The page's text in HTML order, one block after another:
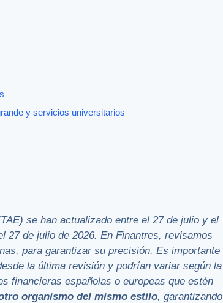
y servicios universitarios
se han actualizado entre el 27 de julio y el
27 de julio de 2026. En Finantres, revisamos
para garantizar su precisión. Es importante
la última revisión y podrían variar según la
financieras españolas o europeas que estén
organismo del mismo estilo, garantizando